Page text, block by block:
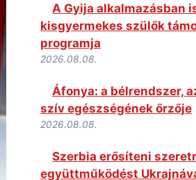
A Gyija alkalmazásban
kisgyermekes szülők
programja
2026.08.08.
Áfonya: a bélrendszer,
szív egészségének őrzője
2026.08.08.
Szerbia erősíteni
együttműködést